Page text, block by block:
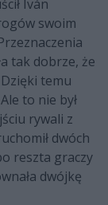
Iván
swoim
tak dobrze, że
temu
to nie był
rywali z
dwóch
reszta graczy
dwójkę